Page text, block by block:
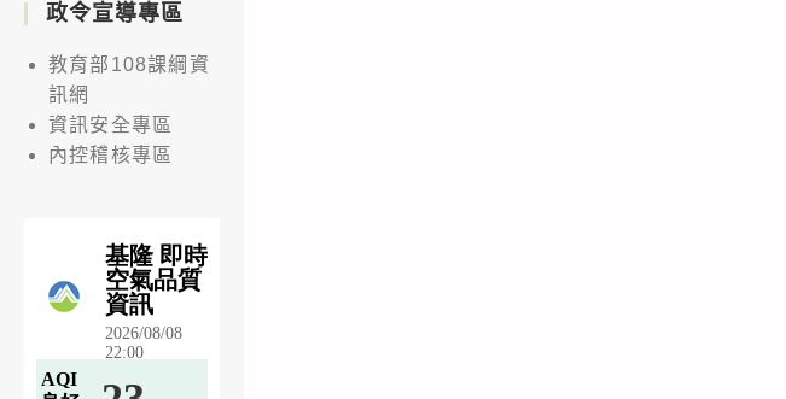
政令宣導專區
教育部108課綱資
訊網
資訊安全專區
內控稽核專區